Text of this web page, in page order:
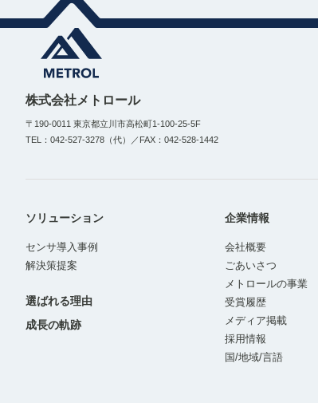
株式会社メトロール
〒190-0011 東京都立川市高松町1-100-25-5F
TEL：042-527-3278（代）／FAX：042-528-1442
ソリューション
センサ導入事例
解決策提案
選ばれる理由
成長の軌跡
企業情報
会社概要
ごあいさつ
メトロールの事業
受賞履歴
メディア掲載
採用情報
国/地域/言語